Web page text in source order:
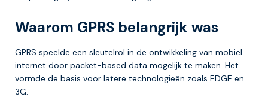
Waarom GPRS belangrijk was
GPRS speelde een sleutelrol in de ontwikkeling van mobiel
internet door packet-based data mogelijk te maken. Het
vormde de basis voor latere technologieën zoals EDGE en
3G.